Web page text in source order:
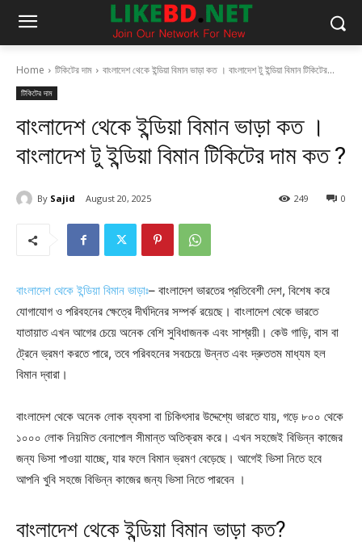
Home টিকিটের দাম বাংলাদেশ থেকে ইন্ডিয়া বিমান ভাড়া কত । বাংলাদেশ টু ইন্ডিয়া বিমান টিকিটের...
টিকিটের দাম
বাংলাদেশ থেকে ইন্ডিয়া বিমান ভাড়া কত ।
বাংলাদেশ টু ইন্ডিয়া বিমান টিকিটের দাম কত ?
By Sajid August 20, 2025 0
249
বাংলাদেশ থেকে ইন্ডিয়া বিমান ভাড়াঃ– বাংলাদেশ ভারতের প্রতিবেশী দেশ, বিশেষ করে
যোগাযোগ ও পরিবহনের ক্ষেত্রে দীর্ঘদিনের সম্পর্ক রয়েছে। বাংলাদেশ থেকে ভারতে
যাতায়াত এখন আগের চেয়ে অনেক বেশি সুবিধাজনক এবং সাশ্রয়ী। কেউ গাড়ি, বাস বা
ট্রেনে ভ্রমণ করতে পারে, তবে পরিবহনের সবচেয়ে উন্নত এবং দ্রুততম মাধ্যম হল
বিমান দ্বারা।
বাংলাদেশ থেকে অনেক লোক ব্যবসা বা চিকিৎসার উদ্দেশ্যে ভারতে যায়, গড়ে ৮০০ থেকে
১০০০ লোক নিয়মিত বেনাপোল সীমান্ত অতিক্রম করে। এখন সহজেই বিভিন্ন কাজের
জন্য ভিসা পাওয়া যাচ্ছে, যার ফলে বিমান ভ্রমণ বেড়েছে। আগেই ভিসা নিতে হবে
আপনি খুবি সহজে বিভিন্ন কাজের জন্য ভিসা নিতে পারবেন ।
বাংলাদেশ থেকে ইন্ডিয়া বিমান ভাড়া কত?